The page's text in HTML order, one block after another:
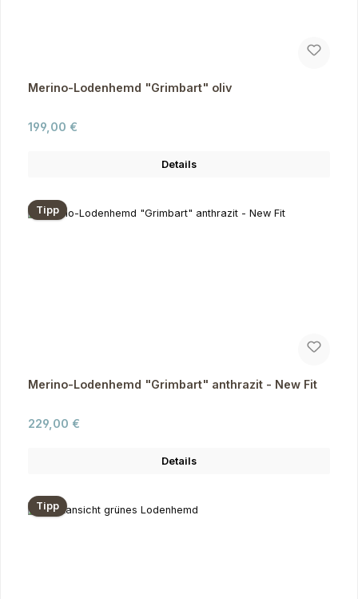
Merino-Lodenhemd "Grimbart" oliv
Regulärer Preis:
199,00 €
Details
Tipp
Merino-Lodenhemd "Grimbart" anthrazit - New Fit
Regulärer Preis:
229,00 €
Details
Tipp